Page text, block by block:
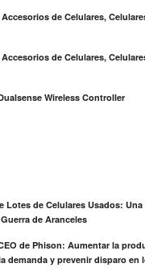
de Celulares,
de Celulares,
Wireless Controller
Lotes de Celulares Usados:
de Aranceles
de Phison: Aumentar la
demanda y prevenir disparo en